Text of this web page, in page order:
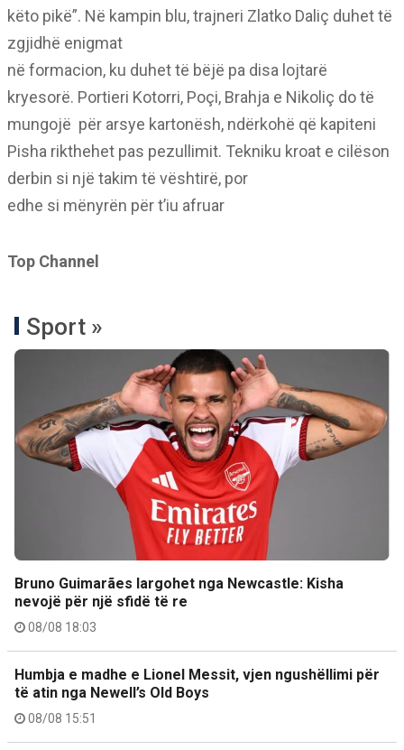
këto pikë”. Në kampin blu, trajneri Zlatko Daliç duhet të
zgjidhë enigmat
në formacion, ku duhet të bëjë pa disa lojtarë
kryesorë. Portieri Kotorri, Poçi, Brahja e Nikoliç do të
mungojë për arsye kartonësh, ndërkohë që kapiteni
Pisha rikthehet pas pezullimit. Tekniku kroat e cilëson
derbin si një takim të vështirë, por
edhe si mënyrën për t’iu afruar
Top Channel
Sport »
Bruno Guimarães largohet nga Newcastle: Kisha
nevojë për një sfidë të re
08/08 18:03
Humbja e madhe e Lionel Messit, vjen ngushëllimi për
të atin nga Newell’s Old Boys
08/08 15:51